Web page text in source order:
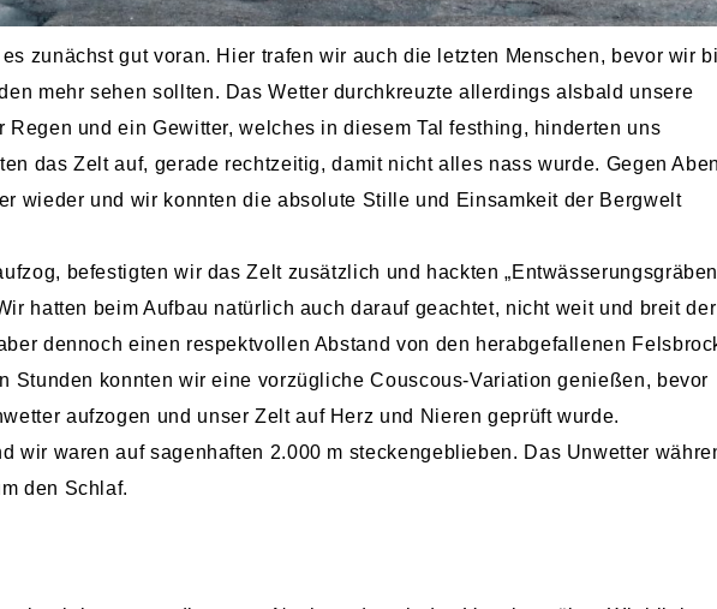
zunächst gut voran. Hier trafen wir auch die letzten Menschen, bevor wir
mehr sehen sollten. Das Wetter durchkreuzte allerdings alsbald unsere
Regen und ein Gewitter, welches in diesem Tal festhing, hinderten uns
das Zelt auf, gerade rechtzeitig, damit nicht alles nass wurde. Gegen
wieder und wir konnten die absolute Stille und Einsamkeit der Bergwelt
befestigten wir das Zelt zusätzlich und hackten
hatten beim Aufbau natürlich auch darauf geachtet, nicht weit und breit der
dennoch einen respektvollen Abstand von den herabgefallenen
Stunden konnten wir eine vorzügliche Couscous-Variation genießen, bevor
aufzogen und unser Zelt auf Herz und Nieren geprüft wurde.
wir waren auf sagenhaften 2.000 m steckengeblieben. Das Unwetter
den Schlaf.